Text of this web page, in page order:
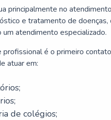
principalmente no
e tratamento de
um atendimento especializado.
é o primeiro
atuar em:
de colégios;